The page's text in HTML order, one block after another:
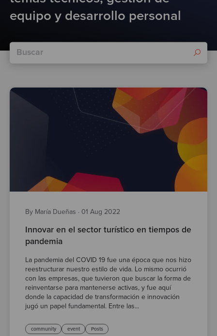
equipo y desarrollo personal
By María Dueñas · 01 Aug 2022
Innovar en el sector turístico en tiempos de
pandemia
La pandemia del COVID 19 fue una época que nos hizo
reestructurar nuestro estilo de vida. Lo mismo ocurrió
con las empresas, que tuvieron que buscar la forma de
reinventarse para mantenerse activas, y fue aquí
donde la capacidad de transformación e innovación
jugó un papel fundamental. Entre las...
community event Posts